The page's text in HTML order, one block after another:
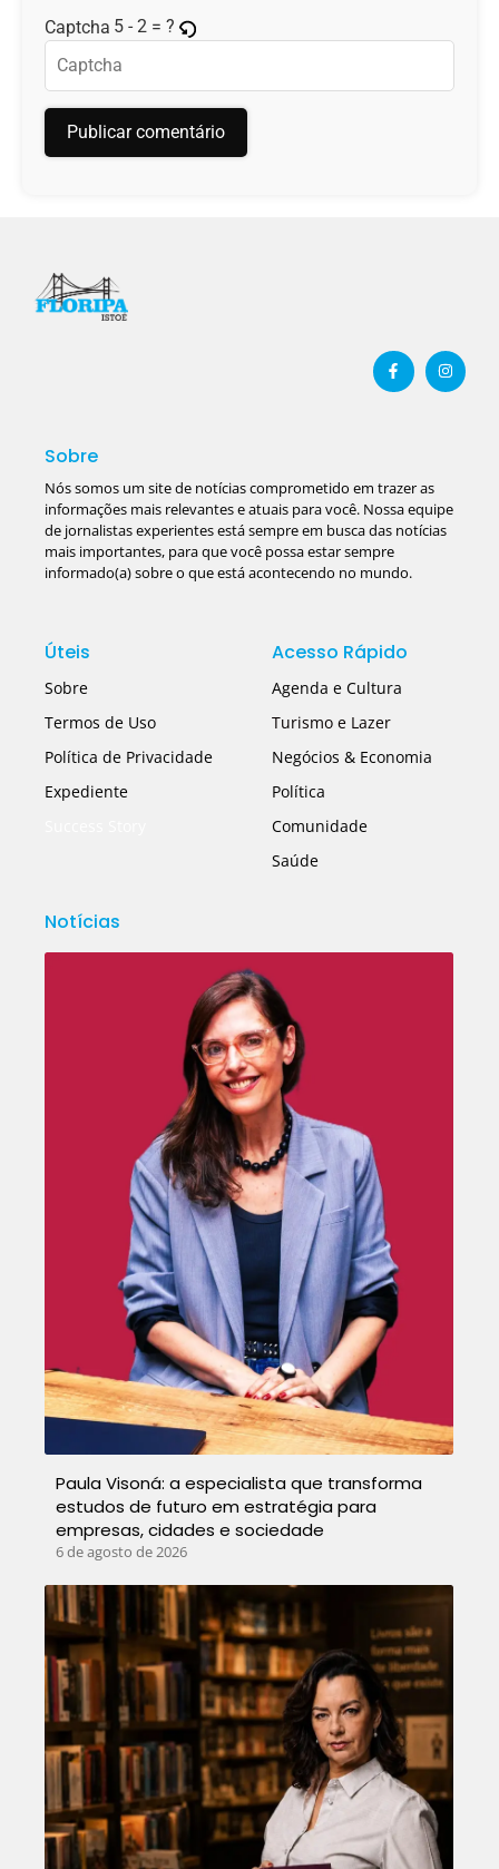
Captcha 5 - 2 = ?
Sobre
Nós somos um site de notícias comprometido em trazer as
informações mais relevantes e atuais para você. Nossa equipe
de jornalistas experientes está sempre em busca das notícias
mais importantes, para que você possa estar sempre
informado(a) sobre o que está acontecendo no mundo.
Úteis
Sobre
Termos de Uso
Política de Privacidade
Expediente
Acesso Rápido
Agenda e Cultura
Turismo e Lazer
Negócios & Economia
Política
Comunidade
Saúde
Notícias
Paula Visoná: a especialista que transforma
estudos de futuro em estratégia para
empresas, cidades e sociedade
6 de agosto de 2026